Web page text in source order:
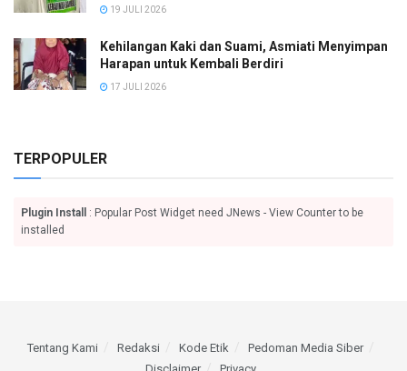
19 JULI 2026
Kehilangan Kaki dan Suami, Asmiati Menyimpan
Harapan untuk Kembali Berdiri
17 JULI 2026
TERPOPULER
Plugin Install
: Popular Post Widget need JNews - View Counter to be
installed
Tentang Kami Redaksi Kode Etik
Pedoman Media Siber